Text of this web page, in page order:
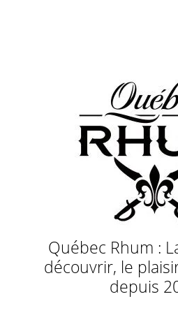
Québec Rhum :
découvrir, le
depuis